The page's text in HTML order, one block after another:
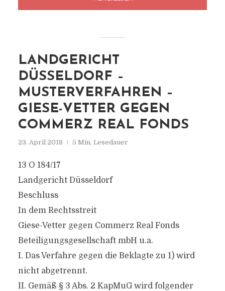
LANDGERICHT
DÜSSELDORF –
MUSTERVERFAHREN –
GIESE-VETTER GEGEN
COMMERZ REAL FONDS
23. April 2018 5 Min. Lesedauer
13 O 184/17
Landgericht Düsseldorf
Beschluss
In dem Rechtsstreit
Giese-Vetter gegen Commerz Real Fonds
Beteiligungsgesellschaft mbH u.a.
I. Das Verfahre gegen die Beklagte zu 1) wird
nicht abgetrennt.
II. Gemäß § 3 Abs. 2 KapMuG wird folgender